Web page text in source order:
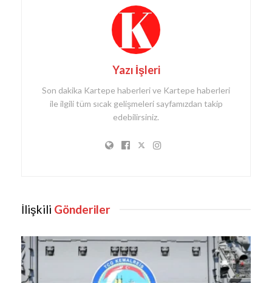
Yazı İşleri
Son dakika Kartepe haberleri ve Kartepe haberleri
ile ilgili tüm sıcak gelişmeleri sayfamızdan takip
edebilirsiniz.
İlişkili Gönderiler